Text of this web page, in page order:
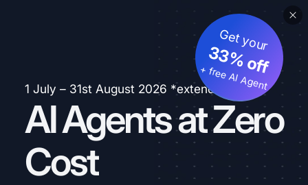
1 July – 31st August 2026 *extended
AI Agents at Zero
Cost
Get your
33% off
+ free AI Agent